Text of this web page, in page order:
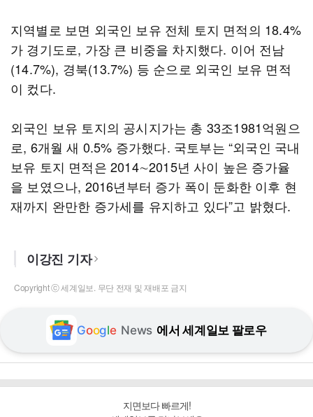
지역별로 보면 외국인 보유 전체 토지 면적의 18.4%
가 경기도로, 가장 큰 비중을 차지했다. 이어 전남
(14.7%), 경북(13.7%) 등 순으로 외국인 보유 면적
이 컸다.
외국인 보유 토지의 공시지가는 총 33조1981억원으
로, 6개월 새 0.5% 증가했다. 국토부는 “외국인 국내
보유 토지 면적은 2014∼2015년 사이 높은 증가율
을 보였으나, 2016년부터 증가 폭이 둔화한 이후 현
재까지 완만한 증가세를 유지하고 있다”고 밝혔다.
이강진 기자
Copyright ⓒ 세계일보. 무단 전재 및 재배포 금지
Google News 에서 세계일보 팔로우
지면보다 빠르게!